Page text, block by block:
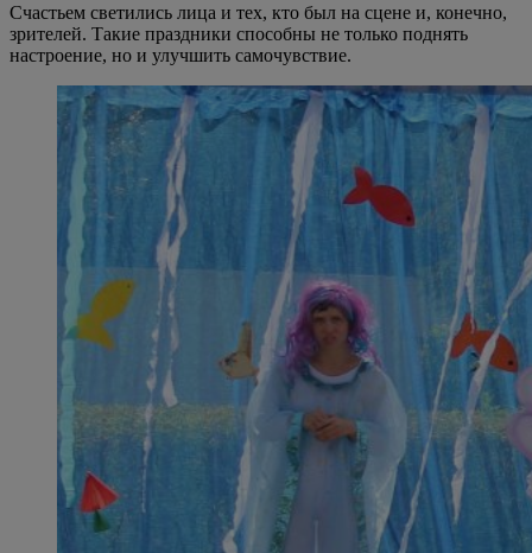
Счастьем светились лица и тех, кто был на сцене и, конечно,
зрителей. Такие праздники способны не только поднять
настроение, но и улучшить самочувствие.